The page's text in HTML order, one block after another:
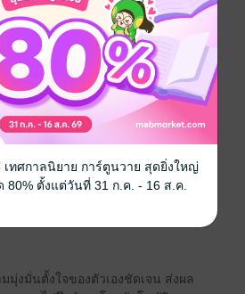
เขาต้องค่อนขอดเธอด้วยคำพูด
มาได้ยังไงว่ายอมแต่งงานกับเขา
รู้ถึงไหน คงได้อายถึงนั่น!
ยาต้องมีเซ็กซ์กันในคืนเข้าหอด้วยล่ะ
ไม่ได้เหมือนกันกับทฤษฎีแบบเข้าข้าง
อดคุณทั้งคืนโดยที่เราไม่มีอะไรกัน
มุ่งมั่นตั้งใจของตัวเองชัดเจน ส่งผล
เทศกาลนิยาย การ์ตูนวาย สุดยิ่งใหญ่
ตั้งแต่วันที่ 31 ก.ค. - 16 ส.ค.